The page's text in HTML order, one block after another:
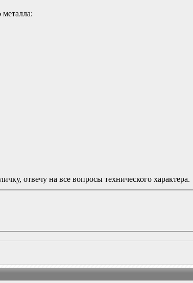
отвечу на все вопросы технического характера.